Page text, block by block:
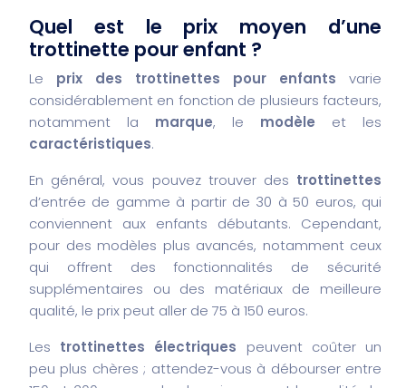
Quel est le prix moyen d’une
trottinette pour enfant ?
Le prix des trottinettes pour enfants varie
considérablement en fonction de plusieurs facteurs,
notamment la marque, le modèle et les
caractéristiques.
En général, vous pouvez trouver des trottinettes
d’entrée de gamme à partir de 30 à 50 euros, qui
conviennent aux enfants débutants. Cependant,
pour des modèles plus avancés, notamment ceux
qui offrent des fonctionnalités de sécurité
supplémentaires ou des matériaux de meilleure
qualité, le prix peut aller de 75 à 150 euros.
Les trottinettes électriques peuvent coûter un
peu plus chères ; attendez-vous à débourser entre